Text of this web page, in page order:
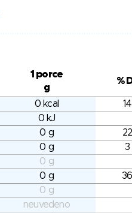
1 porce
g
%
0 kcal
0 kJ
0 g
0 g
3
0 g
0 g
0 g
neuvedeno